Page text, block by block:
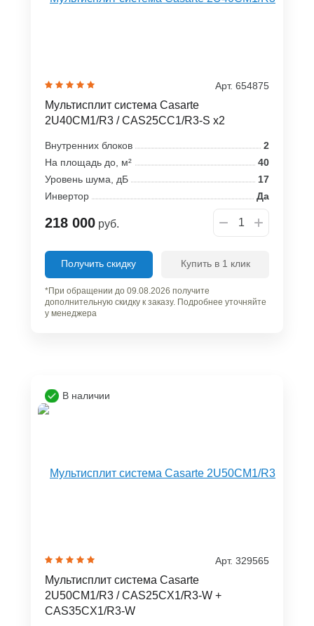
Арт. 654875
Мультисплит система Casarte
2U40CM1/R3 / CAS25CC1/R3-S x2
Внутренних блоков
2
На площадь до, м²
40
Уровень шума, дБ
17
Инвертор
Да
218 000 руб.
Получить скидку Купить в 1 клик
*При обращении до 09.08.2026 получите
дополнительную скидку к заказу. Подробнее уточняйте
у менеджера
В наличии
Арт. 329565
Мультисплит система Casarte
2U50CM1/R3 / CAS25CX1/R3-W +
CAS35CX1/R3-W